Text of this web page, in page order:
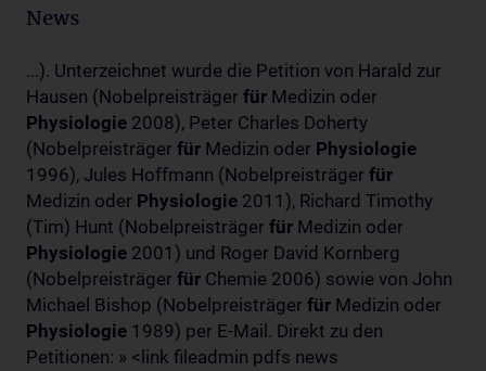
News
...). Unterzeichnet wurde die Petition von Harald zur
Hausen (Nobelpreisträger für Medizin oder
Physiologie 2008), Peter Charles Doherty
(Nobelpreisträger für Medizin oder Physiologie
1996), Jules Hoffmann (Nobelpreisträger für
Medizin oder Physiologie 2011), Richard Timothy
(Tim) Hunt (Nobelpreisträger für Medizin oder
Physiologie 2001) und Roger David Kornberg
(Nobelpreisträger für Chemie 2006) sowie von John
Michael Bishop (Nobelpreisträger für Medizin oder
Physiologie 1989) per E-Mail. Direkt zu den
Petitionen: » <link fileadmin pdfs news